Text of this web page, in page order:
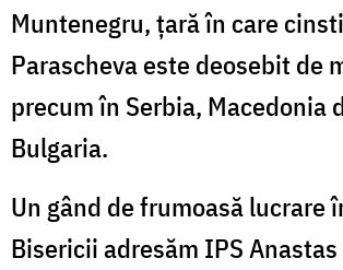
Muntenegru, țară în care
Parascheva este deosebit de
precum în Serbia, Macedonia
Bulgaria.
Un gând de frumoasă lucrare
Bisericii adresăm IPS